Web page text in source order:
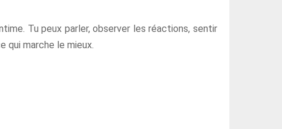
Tu peux parler, observer les réactions, sentir
qui marche le mieux.